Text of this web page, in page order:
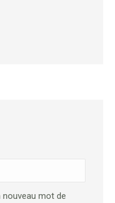
nouveau mot de